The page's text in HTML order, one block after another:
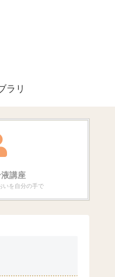
ラリ
講座
いを自分の手で